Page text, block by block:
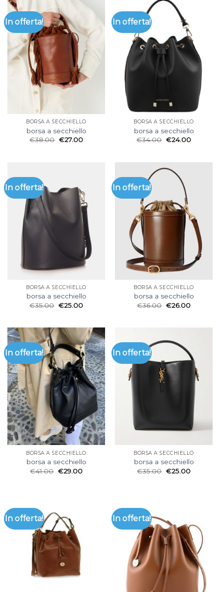
In offerta!
BORSA A SECCHIELLO
borsa a secchiello
€38.00 €27.00
In offerta!
BORSA A SECCHIELLO
borsa a secchiello
€34.00 €24.00
In offerta!
BORSA A SECCHIELLO
borsa a secchiello
€35.00 €25.00
In offerta!
BORSA A SECCHIELLO
borsa a secchiello
€36.00 €26.00
In offerta!
BORSA A SECCHIELLO
borsa a secchiello
€41.00 €29.00
In offerta!
BORSA A SECCHIELLO
borsa a secchiello
€35.00 €25.00
In offerta! In offerta!